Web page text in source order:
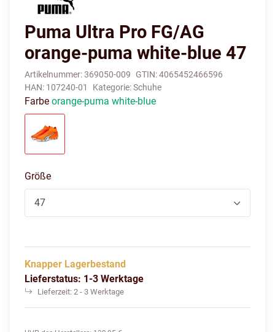
Puma Ultra Pro FG/AG
orange-puma white-blue 47
Artikelnummer:369050-009 GTIN:4065452466596
HAN: 107240-01 Kategorie:Schuhe
Farbe orange-puma white-blue
Größe
47
Knapper Lagerbestand
Lieferstatus: 1-3 Werktage
Lieferzeit: 2 - 3 Werktage